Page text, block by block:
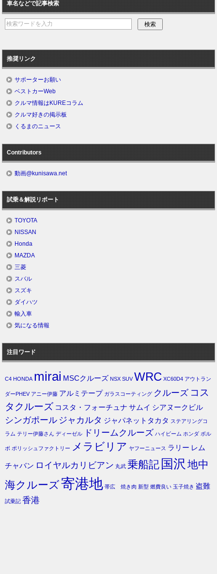
車名などで記事検索
推奨リンク
サポーターお願い
ベストカーWeb
クルマ情報はKUREコラム
クルマ好きの掲示板
くるまのニュース
Contributors
動画@kunisawa.net
試乗＆解説リポート
TOYOTA
NISSAN
Honda
MAZDA
三菱
スバル
スズキ
ダイハツ
輸入車
気になる情報
注目ワード
C4 HONDA mirai MSCクルーズ NSX SUV WRC XC60D4 アウトラン
ダーPHEV アニー伊藤 アルミテープ ガラスコーティング クルーズ コス
タクルーズ コスタ・フォーチュナ サムイ シアヌークビル
シンガポール ジャカルタ ジャパネットタカタ ステアリングコ
ラム テリー伊藤さん ディーゼル ドリームクルーズ ハイビーム ホンダ ボル
ボ ポリッシュファクトリー メラビリア ヤフーニュース ラリー レム
チャバン ロイヤルカリビアン 丸武 乗船記 国沢 地中
海クルーズ寄港地 帯広 焼き肉 新型 燃費良い 玉子焼き 盗難
試乗記 香港